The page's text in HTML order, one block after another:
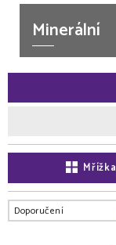
Minerální
Mřížka